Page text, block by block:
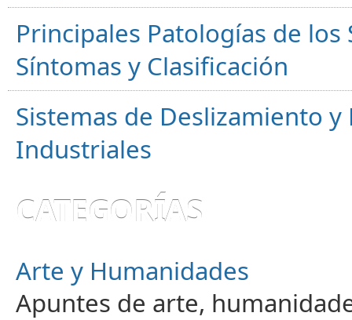
Principales Patologías de
Síntomas y Clasificación
Sistemas de Deslizamiento
Industriales
CATEGORÍAS
Arte y Humanidades
Apuntes de arte,